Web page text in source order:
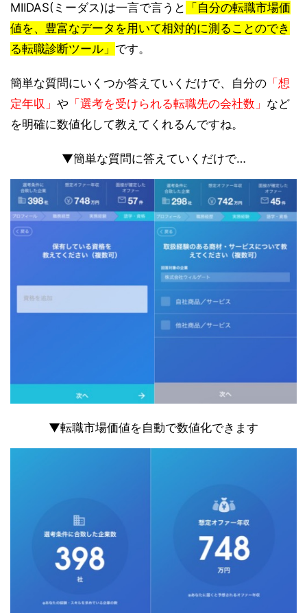
MIIDAS(ミーダス)は一言で言うと
「自分の転職市場価
値を、豊富なデータを用いて相対的に測ることのでき
る転職診断ツール」 です。
簡単な質問にいくつか答えていくだけで、自分の 「想
定年収」 や 「選考を受けられる転職先の会社数」 など
を明確に数値化して教えてくれるんですね。
▼簡単な質問に答えていくだけで…
▼転職市場価値を自動で数値化できます